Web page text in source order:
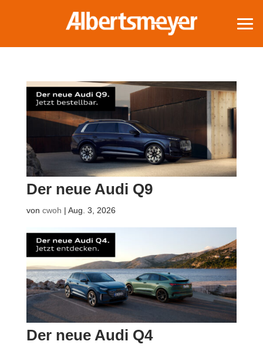
Der neue Audi Q9
von cwoh | Aug. 3, 2026
Der neue Audi Q4